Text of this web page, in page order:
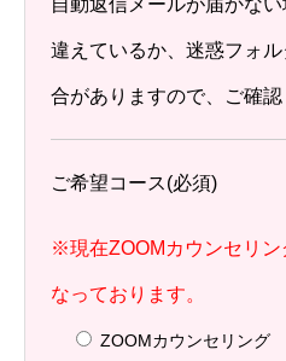
自動返信メールが届かな
違えているか、迷惑フォ
合がありますので、ご確認
ご希望コース(必須)
※現在ZOOMカウンセリン
なっております。
ZOOMカウンセリング